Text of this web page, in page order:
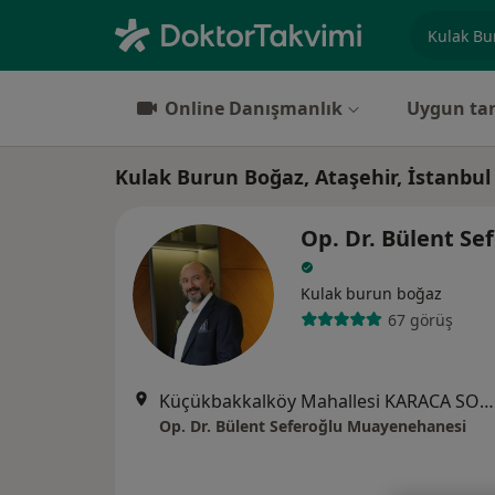
Online Danışmanlık Uygun
Kulak Burun Boğaz, Ataşehir, İstanbul
Op. Dr. Bülent
Kulak burun boğaz
67 görüş
Küçükbakkalköy Mahallesi KARACA SOKAK Brandium Residency R2 BLOK D:181, İstanbul
Op. Dr. Bülent Seferoğlu Muayenehanesi